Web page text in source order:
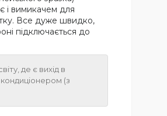
і вимикачем для
Все дуже швидко,
підключається до
де є вихід в
(з